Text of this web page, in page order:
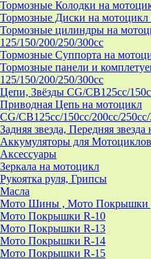
Тормозные Колодки на
Тормозные Диски на мотоцикл
Тормозные цилиндры на
125/150/200/250/300cc
Тормозные Суппорта на
Тормозные панели и
125/150/200/250/300cc
Цепи, Звёзды CG/CB125cc/
Приводная Цепь на мотоцикл
CG/CB125cc/150cc/200cc/
Задняя звезда, Передняя
Аккумуляторы для
Аксессуары
Зеркала на мотоцикл
Рукоятка руля, Грипсы
Масла
Мото Шины , Мото Покрышки
Мото Покрышки R-10
Мото Покрышки R-13
Мото Покрышки R-14
Мото Покрышки R-15